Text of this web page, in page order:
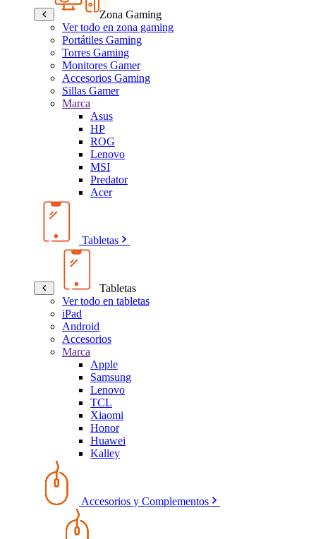
Zona Gaming
Ver todo en zona gaming
Portátiles Gaming
Torres Gaming
Monitores Gamer
Accesorios Gaming
Sillas Gamer
Marca
Asus
HP
ROG
Lenovo
MSI
Predator
Acer
Tabletas
Tabletas
Ver todo en tabletas
iPad
Android
Accesorios
Marca
Apple
Samsung
Lenovo
TCL
Xiaomi
Honor
Huawei
Kalley
Accesorios y Complementos